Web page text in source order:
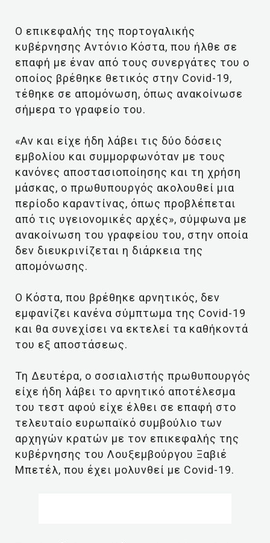
Ο επικεφαλής της πορτογαλικής
κυβέρνησης Αντόνιο Κόστα, που ήλθε σε
επαφή με έναν από τους συνεργάτες του ο
οποίος βρέθηκε θετικός στην Covid-19,
τέθηκε σε απομόνωση, όπως ανακοίνωσε
σήμερα το γραφείο του.
«Αν και είχε ήδη λάβει τις δύο δόσεις
εμβολίου και συμμορφωνόταν με τους
κανόνες αποστασιοποίησης και τη χρήση
μάσκας, ο πρωθυπουργός ακολουθεί μια
περίοδο καραντίνας, όπως προβλέπεται
από τις υγειονομικές αρχές», σύμφωνα με
ανακοίνωση του γραφείου του, στην οποία
δεν διευκρινίζεται η διάρκεια της
απομόνωσης.
Ο Κόστα, που βρέθηκε αρνητικός, δεν
εμφανίζει κανένα σύμπτωμα της Covid-19
και θα συνεχίσει να εκτελεί τα καθήκοντά
του εξ αποστάσεως.
Τη Δευτέρα, ο σοσιαλιστής πρωθυπουργός
είχε ήδη λάβει το αρνητικό αποτέλεσμα
του τεστ αφού είχε έλθει σε επαφή στο
τελευταίο ευρωπαϊκό συμβούλιο των
αρχηγών κρατών με τον επικεφαλής της
κυβέρνησης του Λουξεμβούργου Ξαβιέ
Μπετέλ, που έχει μολυνθεί με Covid-19.